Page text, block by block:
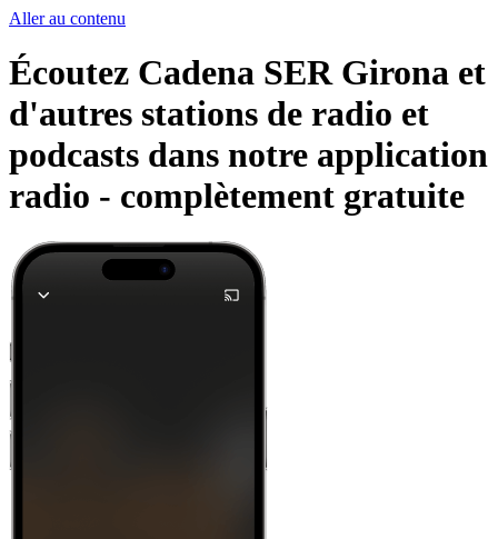
Aller au contenu
Écoutez Cadena SER Girona et
d'autres stations de radio et
podcasts dans notre application
radio - complètement gratuite